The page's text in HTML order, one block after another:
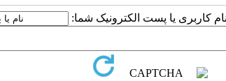
کاربری یا پست الکترونیک شما: